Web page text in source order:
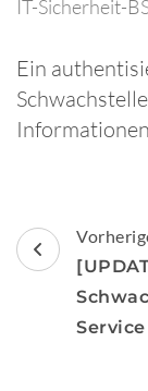
IT-Sicherheit-
Ein
Service